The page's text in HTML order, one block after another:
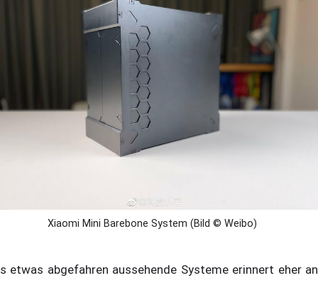
ursprünglich auf dem Xiaomi Mi 13 Launch-Events
werden. Zusammen mit der neuen High-End-
Serie wollte Xiaomi auch seine ersten Mini-
Systeme vorstellen, von denen einige bereits gezeigt
allerdings nur einem kleinen Kreis von Personen.
Xiaomi Mini Barebone System (Bild © Weibo)
etwas abgefahren aussehende Systeme erinnert eher an